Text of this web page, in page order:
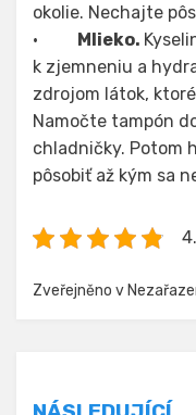
okolie. Nechajte
· Mlieko.
k zjemneniu a
zdrojom látok,
Namočte tampón
chladničky. Potom
pôsobiť až kým sa
Zveřejněno v